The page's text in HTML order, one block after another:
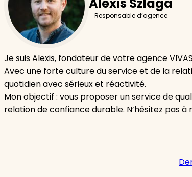
Responsable d’agence
Je suis Alexis, fondateur de votre agence
Avec une forte culture du service et de la
quotidien avec sérieux et réactivité.
Mon objectif : vous proposer un service de
relation de confiance durable. N’hésitez pas